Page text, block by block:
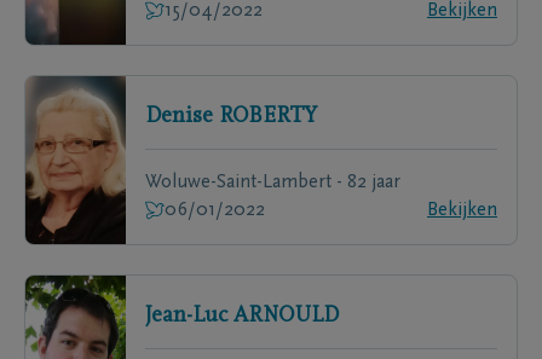
15/04/2022
Bekijken
Denise ROBERTY
Woluwe-Saint-Lambert - 82 jaar
06/01/2022
Bekijken
Jean-Luc ARNOULD